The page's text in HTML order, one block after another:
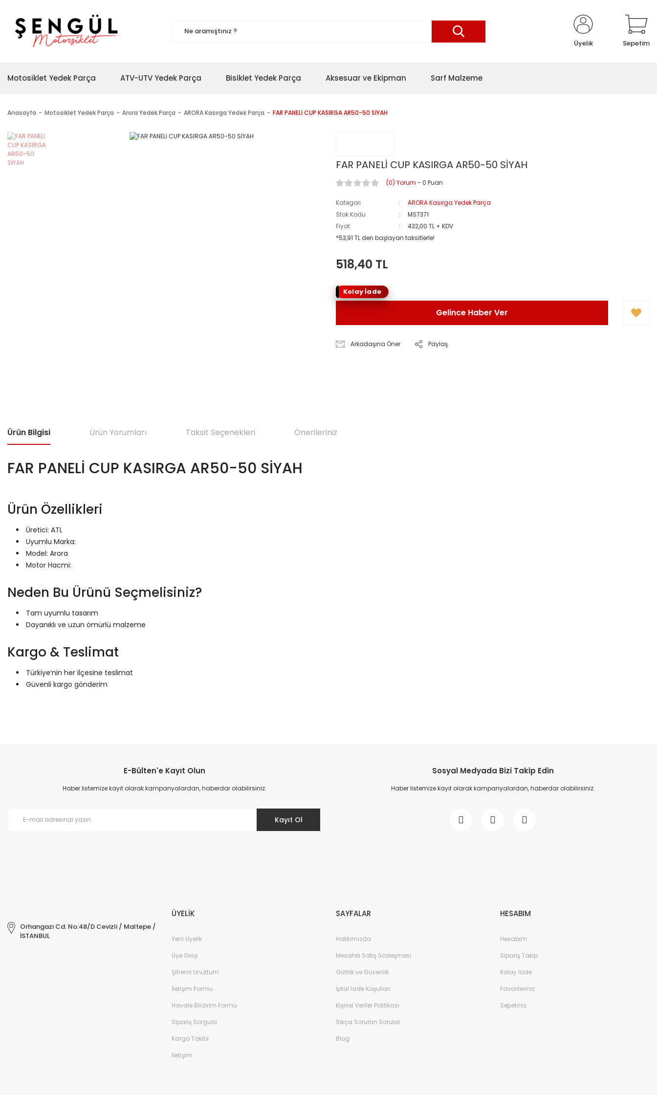
Üyelik Sepetim
Motosiklet Yedek Parça ATV-UTV Yedek Parça Bisiklet Yedek Parça Aksesuar ve Ekipman Sarf Malzeme
Anasayfa Motosiklet Yedek Parça Arora Yedek Parça ARORA Kasırga Yedek Parça FAR PANELİ CUP KASIRGA AR50-50 SİYAH
FAR PANELİ CUP KASIRGA AR50-50 SİYAH
(0) Yorum - 0 Puan
Kategori
ARORA Kasırga Yedek Parça
Stok Kodu
MS7371
Fiyat
432,00 TL + KDV
*53,91 TL den başlayan taksitlerle!
518,40 TL
Kolay İade
Gelince Haber Ver
Arkadaşına Öner Paylaş
Ürün Bilgisi Ürün Yorumları Taksit Seçenekleri Önerileriniz
FAR PANELİ CUP KASIRGA AR50-50 SİYAH
Ürün Özellikleri
Üretici: ATL
Uyumlu Marka:
Model: Arora
Motor Hacmi:
Neden Bu Ürünü Seçmelisiniz?
Tam uyumlu tasarım
Dayanıklı ve uzun ömürlü malzeme
Kargo & Teslimat
Türkiye’nin her ilçesine teslimat
Güvenli kargo gönderim
Ürün resmi kalitesiz, bozuk veya görüntülenemiyor.
Ürün açıklamasında eksik bilgiler bulunuyor.
E-Bülten'e Kayıt Olun
Haber listemize kayıt olarak kampanyalardan, haberdar olabilirsiniz.
Kayıt Ol
Sosyal Medyada Bizi Takip Edin
Haber listemize kayıt olarak kampanyalardan, haberdar olabilirsiniz.
Orhangazi Cd. No:48/D Cevizli / Maltepe /
İSTANBUL
ÜYELİK
Yeni Üyelik
Üye Girişi
Şifremi Unuttum
İletişim Formu
Havale Bildirim Formu
Sipariş Sorgula
Kargo Takibi
İletişim
SAYFALAR
Hakkımızda
Mesafeli Satış Sözleşmesi
Gizlilik ve Güvenlik
İptal İade Koşullari
Kişisel Veriler Politikası
Sıkça Sorulan Sorular
Blog
HESABIM
Hesabım
Sipariş Takip
Kolay İade
Favorileriniz
Sepetiniz